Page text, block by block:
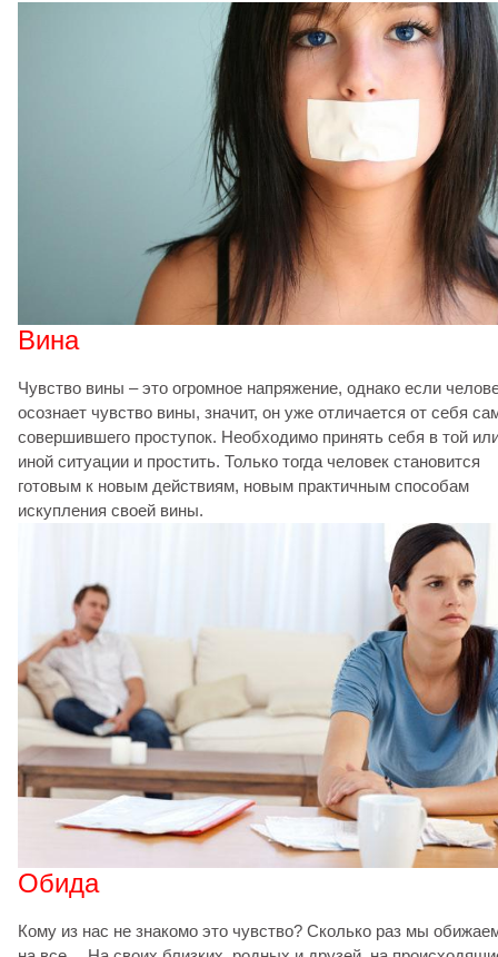
Вина
Чувство вины – это огромное напряжение, однако если
осознает чувство вины, значит, он уже отличается от себя
совершившего проступок. Необходимо принять себя в той
иной ситуации и простить. Только тогда человек становится
готовым к новым действиям, новым практичным способам
искупления своей вины.
Обида
Кому из нас не знакомо это чувство? Сколько раз мы